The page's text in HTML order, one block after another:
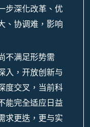
步深化改革、优
、协调难，影响
不满足形势需
入，开放创新与
度交叉，当前科
能完全适应日益
求更迭，更与实